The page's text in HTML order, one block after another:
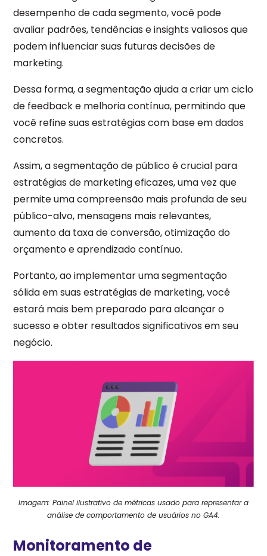
desempenho de cada segmento, você pode
avaliar padrões, tendências e insights valiosos que
podem influenciar suas futuras decisões de
marketing.
Dessa forma, a segmentação ajuda a criar um ciclo
de feedback e melhoria contínua, permitindo que
você refine suas estratégias com base em dados
concretos.
Assim, a segmentação de público é crucial para
estratégias de marketing eficazes, uma vez que
permite uma compreensão mais profunda de seu
público-alvo, mensagens mais relevantes,
aumento da taxa de conversão, otimização do
orçamento e aprendizado contínuo.
Portanto, ao implementar uma segmentação
sólida em suas estratégias de marketing, você
estará mais bem preparado para alcançar o
sucesso e obter resultados significativos em seu
negócio.
Imagem: Painel ilustrativo de métricas usado para representar a
análise de comportamento de usuários no GA4.
Monitoramento de